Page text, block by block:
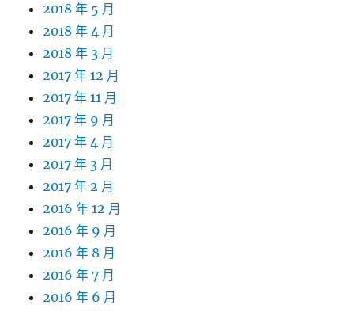
2018 年 5 月
2018 年 4 月
2018 年 3 月
2017 年 12 月
2017 年 11 月
2017 年 9 月
2017 年 4 月
2017 年 3 月
2017 年 2 月
2016 年 12 月
2016 年 9 月
2016 年 8 月
2016 年 7 月
2016 年 6 月